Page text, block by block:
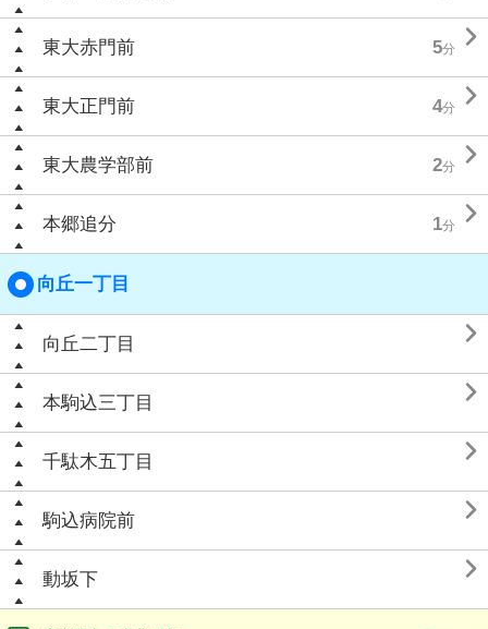
東大赤門前 5分 
東大正門前 4分 
東大農学部前 2分 
本郷追分 1分 
向丘一丁目
向丘二丁目 
本駒込三丁目 
千駄木五丁目 
駒込病院前 
動坂下 